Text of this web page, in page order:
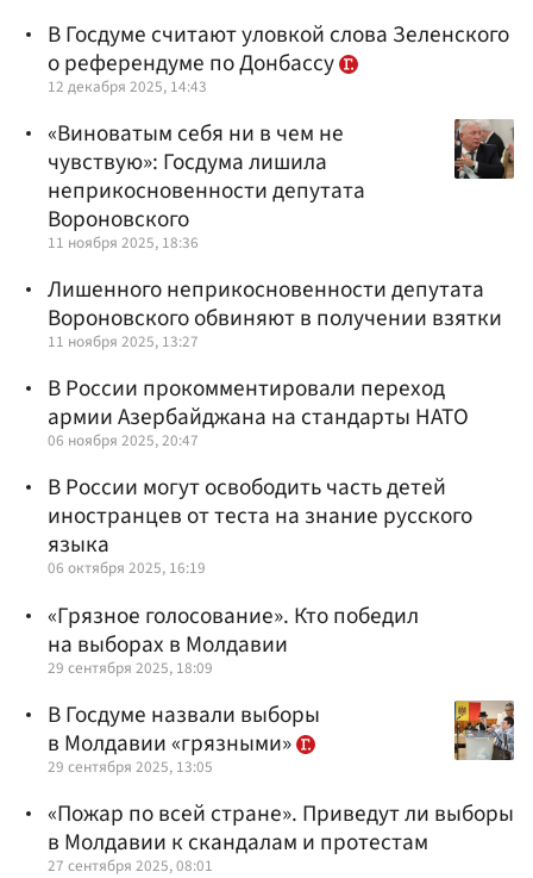
В Госдуме считают уловкой слова Зеленского
о референдуме по Донбассу
12 декабря 2025, 14:43
«Виноватым себя ни в чем не
чувствую»: Госдума лишила
неприкосновенности депутата
Вороновского
11 ноября 2025, 18:36
Лишенного неприкосновенности депутата
Вороновского обвиняют в получении взятки
11 ноября 2025, 13:27
В России прокомментировали переход
армии Азербайджана на стандарты НАТО
06 ноября 2025, 20:47
В России могут освободить часть детей
иностранцев от теста на знание русского
языка
06 октября 2025, 16:19
«Грязное голосование». Кто победил
на выборах в Молдавии
29 сентября 2025, 18:09
В Госдуме назвали выборы
в Молдавии «грязными»
29 сентября 2025, 13:05
«Пожар по всей стране». Приведут ли выборы
в Молдавии к скандалам и протестам
27 сентября 2025, 08:01